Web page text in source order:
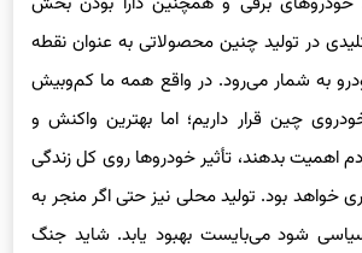
در تولید چنین محصولاتی به عنوان نقطه
به شمار می‌رود. در واقع همه ما کم‌وبیش
چین قرار داریم؛ اما بهترین واکنش و
اهمیت بدهند، تأثیر خودروها روی کل زندگی
خواهد بود. تولید محلی نیز حتی اگر منجر به
شود می‌بایست بهبود یابد. شاید جنگ
سیاره زمین بیشترین نفع را خواهد برد.